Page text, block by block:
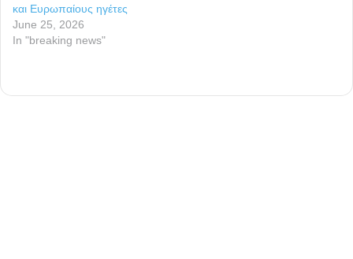
και Ευρωπαίους ηγέτες
June 25, 2026
In "breaking news"